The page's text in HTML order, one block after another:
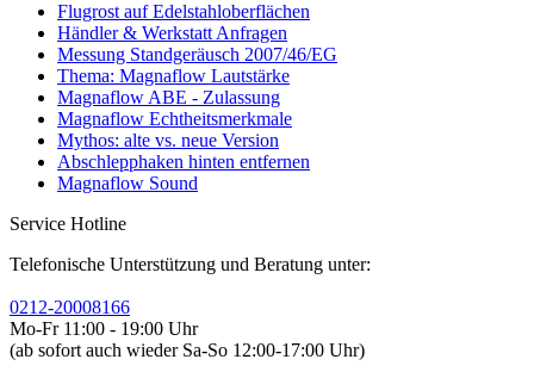
Flugrost auf Edelstahloberflächen
Händler & Werkstatt Anfragen
Messung Standgeräusch 2007/46/EG
Thema: Magnaflow Lautstärke
Magnaflow ABE - Zulassung
Magnaflow Echtheitsmerkmale
Mythos: alte vs. neue Version
Abschlepphaken hinten entfernen
Magnaflow Sound
Service Hotline
Telefonische Unterstützung und Beratung unter:
0212-20008166
Mo-Fr 11:00 - 19:00 Uhr
(ab sofort auch wieder Sa-So 12:00-17:00 Uhr)